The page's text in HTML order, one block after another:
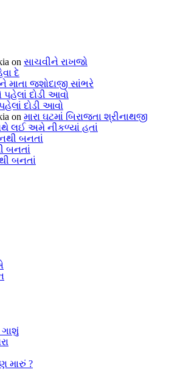
on સાચવીને રાખજો
દે
માતા જશોદાજી સાંભરે
દોડી આવો
દોડી આવો
on મારા ઘટમાં બિરાજતા શ્રીનાથજી
લઈ અમે નીકળ્યાં હતાં
બનતાં
બનતાં
બનતાં
મારું ?